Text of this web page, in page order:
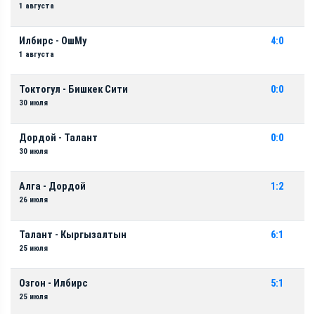
1 августа
Илбирс - ОшМу
1 августа
4:0
Токтогул - Бишкек Сити
30 июля
0:0
Дордой - Талант
30 июля
0:0
Алга - Дордой
26 июля
1:2
Талант - Кыргызалтын
25 июля
6:1
Озгон - Илбирс
25 июля
5:1